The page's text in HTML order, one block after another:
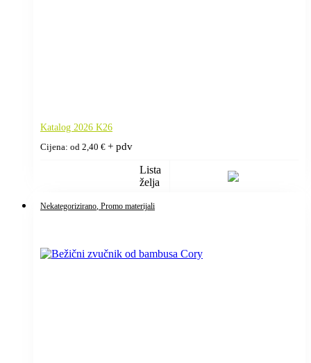
Katalog 2026 K26
Cijena: od 2,40 € + pdv
Lista
želja
Nekategorizirano , Promo materijali